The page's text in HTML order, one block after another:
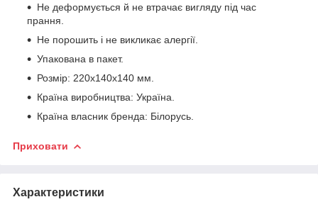
Не деформується й не втрачає вигляду під час
прання.
Не порошить і не викликає алергії.
Упакована в пакет.
Розмір: 220x140x140 мм.
Країна виробництва: Україна.
Країна власник бренда: Білорусь.
Приховати
Характеристики